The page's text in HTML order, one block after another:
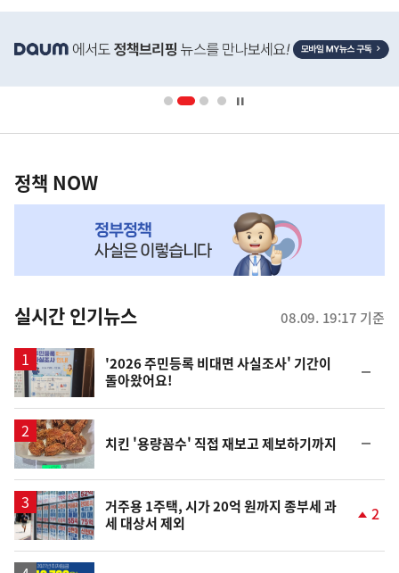
단
영
책
NOW,
뉴
스
정책 NOW
실시간 인기뉴스 08.09. 19:17 기준
'2026 주민등록 비대면 사실조사' 기간이
돌아왔어요!
일
치킨 '용량꼼수' 직접 재보고 제보하기까지
일
거주용 1주택, 시가 20억 원까지 종부세 과
세 대상서 제외
상
2